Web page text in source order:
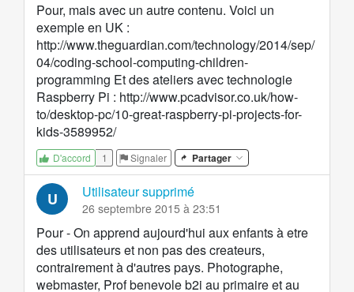
Pour, mais avec un autre contenu. Voici un
exemple en UK :
http://www.theguardian.com/technology/2014/sep/
04/coding-school-computing-children-
programming Et des ateliers avec technologie
Raspberry Pi : http://www.pcadvisor.co.uk/how-
to/desktop-pc/10-great-raspberry-pi-projects-for-
kids-3589952/
D'accord 1 Signaler Partager
U Utilisateur supprimé
26 septembre 2015 à 23:51
Pour - On apprend aujourd'hui aux enfants à etre
des utilisateurs et non pas des createurs,
contrairement à d'autres pays. Photographe,
webmaster, Prof benevole b2i au primaire et au